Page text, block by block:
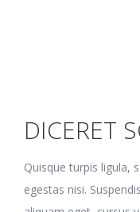
DICERET
Quisque turpis ligula,
egestas nisi.